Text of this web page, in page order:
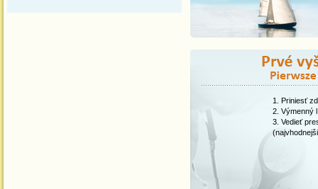
Priniesť
Výmenný
Vedieť